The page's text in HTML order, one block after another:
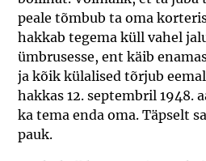
peale tõmbub ta oma
hakkab tegema küll vahel
ümbrusesse, ent käib
ja kõik külalised tõrjub
hakkas 12. septembril 1948.
ka tema enda oma. Täpselt
pauk.